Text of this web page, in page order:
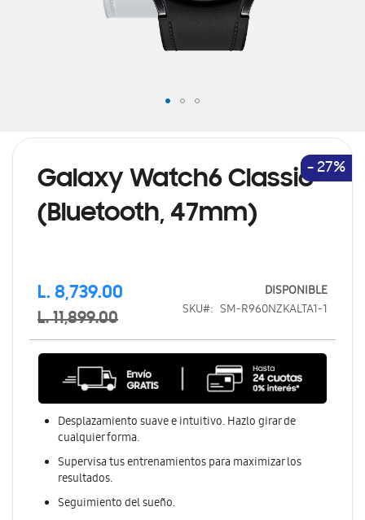
Galaxy Watch6 Classic
(Bluetooth, 47mm)
L. 8,739.00
L. 11,899.00
- 27%
DISPONIBLE
SKU
SM-R960NZKALTA1-1
Desplazamiento suave e intuitivo. Hazlo girar de
cualquier forma.
Supervisa tus entrenamientos para maximizar los
resultados.
Seguimiento del sueño.
comienzo
galería